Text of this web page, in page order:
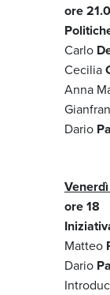
ore
Carlo
Cecilia
Anna
Dario
ore 18
Matteo
Dario